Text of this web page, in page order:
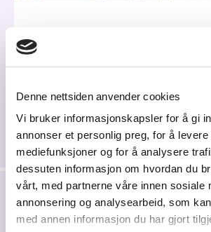
Denne nettsiden anvender cookies
Vi bruker informasjonskapsler for å gi
annonser et personlig preg, for å
mediefunksjoner og for å analysere
dessuten informasjon om hvordan du
vårt, med partnerne våre innen sosiale
annonsering og analysearbeid, som
med annen informasjon du har gjort
Del på sosiale medier
Siste nytt